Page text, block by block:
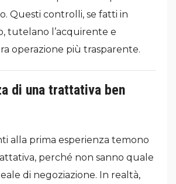
Questi controlli, se fatti in
tutelano l’acquirente e
operazione più trasparente.
di una trattativa ben
alla prima esperienza temono
perché non sanno quale
di negoziazione. In realtà,